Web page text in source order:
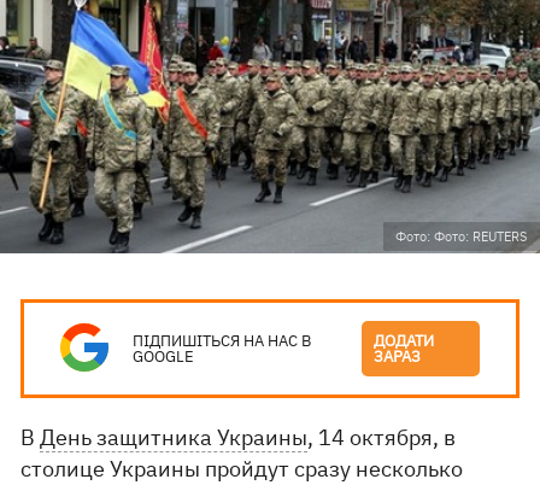
Фото: Фото: REUTERS
ПІДПИШІТЬСЯ НА НАС В
GOOGLE
ДОДАТИ
ЗАРАЗ
ВДень защитника Украины, 14 октября, в
столице Украины пройдут сразу несколько